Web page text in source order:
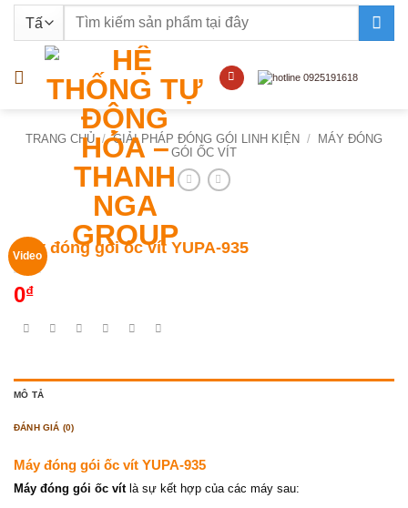
nội
Tìm
TRANG CHỦ / GIẢI PHÁP ĐÓNG GÓI LINH KIỆN /
MÁY ĐÓNG
GÓI ỐC VÍT
Video
Máy đóng gói ốc vít YUPA-935
0₫
MÔ TẢ
ĐÁNH GIÁ (0)
Máy đóng gói ốc vít YUPA-935
Máy đóng gói ốc vítlà sự kết hợp của các máy sau: